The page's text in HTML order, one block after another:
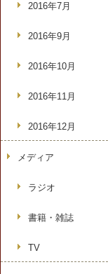
2016年7月
2016年9月
2016年10月
2016年11月
2016年12月
メディア
ラジオ
書籍・雑誌
TV